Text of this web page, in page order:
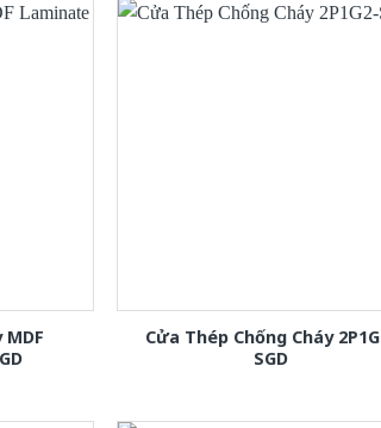
MDF
Cửa Thép Chống Cháy
SGD